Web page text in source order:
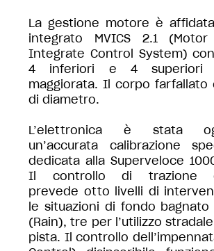
La gestione motore è
integrato MVICS 2.1
Integrate Control System)
4 inferiori e 4 superiori
maggiorata. Il corpo farfallato
di diametro.
L’elettronica è stata
un’accurata calibrazione
dedicata alla Superveloce
Il controllo di trazione
prevede otto livelli di
le situazioni di fondo bagnato
(Rain), tre per l’utilizzo
pista. Il controllo